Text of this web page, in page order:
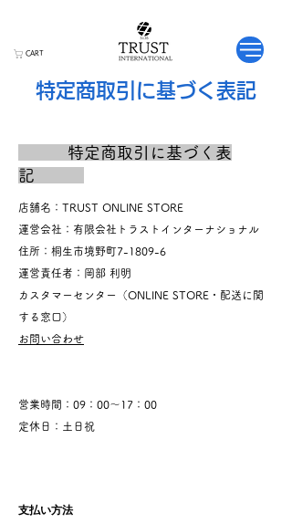
CART
特定商取引に基づく表記
特定商取引に基づく表
記
店舗名：TRUST ONLINE STORE
運営会社：有限会社トラストインターナショナル
住所：桐生市境野町7-1809-6
運営責任者：岡部 利明
カスタマーセンター（ONLINE STORE・配送に関
する窓口）
お問い合わせ
営業時間：09：00～17：00
定休日：土日祝
支払い方法